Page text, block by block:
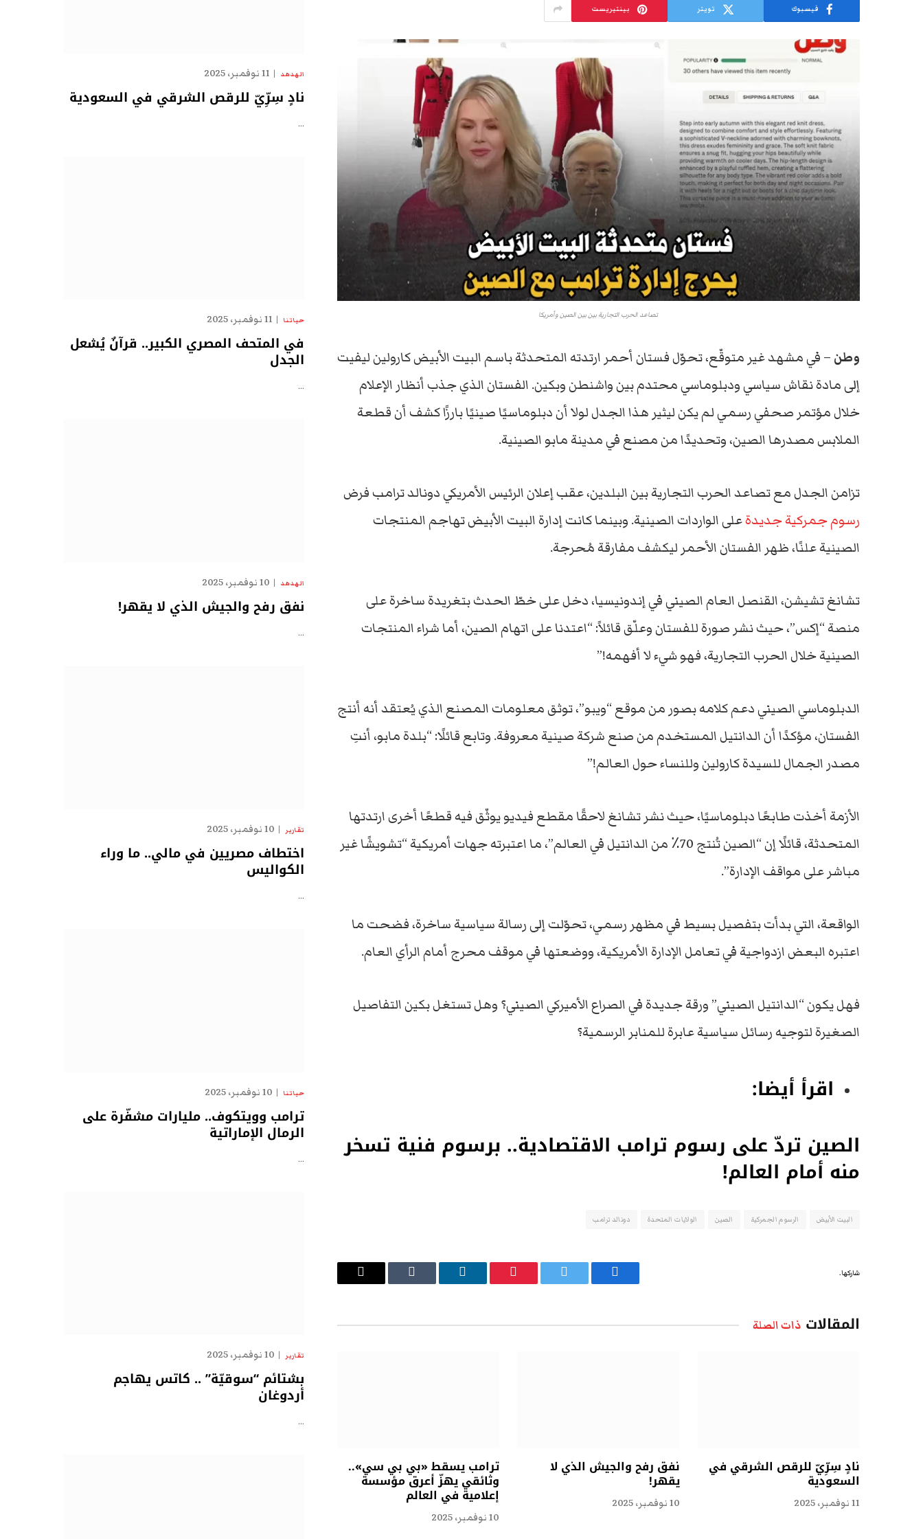
فيسبوك تويتر بينتيريست
تصاعد الحرب التجارية بين بين الصين وأمريكا
وطن – في مشهد غير متوقّع، تحوّل فستان أحمر ارتدته المتحدثة باسم البيت الأبيض كارولين ليفيت
إلى مادة نقاش سياسي ودبلوماسي محتدم بين واشنطن وبكين. الفستان الذي جذب أنظار الإعلام
خلال مؤتمر صحفي رسمي لم يكن ليثير هذا الجدل لولا أن دبلوماسيًا صينيًا بارزًا كشف أن قطعة
الملابس مصدرها الصين، وتحديدًا من مصنع في مدينة مابو الصينية.
تزامن الجدل مع تصاعد الحرب التجارية بين البلدين، عقب إعلان الرئيس الأمريكي دونالد ترامب فرض
رسوم جمركية جديدةعلى الواردات الصينية. وبينما كانت إدارة البيت الأبيض تهاجم المنتجات
الصينية علنًا، ظهر الفستان الأحمر ليكشف مفارقة مُحرجة.
تشانغ تشيشن، القنصل العام الصيني في إندونيسيا، دخل على خطّ الحدث بتغريدة ساخرة على
منصة “إكس”، حيث نشر صورة للفستان وعلّق قائلاً: “اعتدنا على اتهام الصين، أما شراء المنتجات
الصينية خلال الحرب التجارية، فهو شيء لا أفهمه!”
الدبلوماسي الصيني دعم كلامه بصور من موقع “ويبو”، توثق معلومات المصنع الذي يُعتقد أنه أنتج
الفستان، مؤكدًا أن الدانتيل المستخدم من صنع شركة صينية معروفة. وتابع قائلًا: “بلدة مابو، أنتِ
مصدر الجمال للسيدة كارولين وللنساء حول العالم!”
الأزمة أخذت طابعًا دبلوماسيًا، حيث نشر تشانغ لاحقًا مقطع فيديو يوثّق فيه قطعًا أخرى ارتدتها
المتحدثة، قائلًا إن “الصين تُنتج 70٪ من الدانتيل في العالم”، ما اعتبرته جهات أمريكية “تشويشًا غير
مباشر على مواقف الإدارة”.
الواقعة، التي بدأت بتفصيل بسيط في مظهر رسمي، تحوّلت إلى رسالة سياسية ساخرة، فضحت ما
اعتبره البعض ازدواجية في تعامل الإدارة الأمريكية، ووضعتها في موقف محرج أمام الرأي العام.
فهل يكون “الدانتيل الصيني” ورقة جديدة في الصراع الأميركي الصيني؟ وهل تستغل بكين التفاصيل
الصغيرة لتوجيه رسائل سياسية عابرة للمنابر الرسمية؟
اقرأ أيضا:
الصين تردّ على رسوم ترامب الاقتصادية.. برسوم فنية تسخر
منه أمام العالم!
البيت الأبيض الرسوم الجمركية الصين الولايات المتحدة دونالد ترامب
شاركها.
فيسبوك تويتر بينتيريست لينكدإن Tumblr
البريد
المقالات ذات الصلة
نادٍ سِرِّيّ للرقص الشرقي في
السعودية
11 نوفمبر، 2025
نفق رفح والجيش الذي لا
يقهر!
10 نوفمبر، 2025
ترامب يسقط «بي بي سي»..
وثائقي يهزّ أعرق مؤسسة
إعلامية في العالم
10 نوفمبر، 2025
الهدهد 11 نوفمبر، 2025
نادٍ سِرِّيّ للرقص الشرقي في السعودية
…
حياتنا 11 نوفمبر، 2025
في المتحف المصري الكبير.. قرآنٌ يُشعل
الجدل
…
الهدهد 10 نوفمبر، 2025
نفق رفح والجيش الذي لا يقهر!
…
تقارير 10 نوفمبر، 2025
اختطاف مصريين في مالي.. ما وراء
الكواليس
…
حياتنا 10 نوفمبر، 2025
ترامب وويتكوف.. مليارات مشفّرة على
الرمال الإماراتية
…
تقارير 10 نوفمبر، 2025
بشتائم “سوقيّة” .. كاتس يهاجم
أردوغان
…